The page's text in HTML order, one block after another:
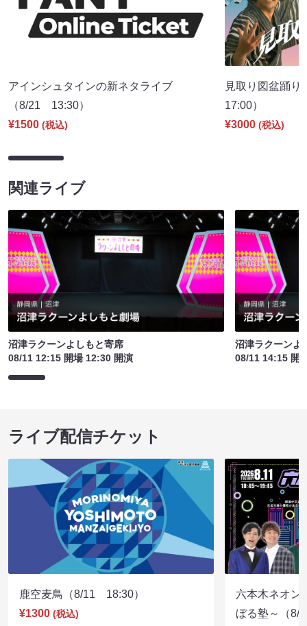
アインシュタインの新ネタライブ
（8/21 13:30）
¥1500 (税込)
見取り図盆踊
17:00）
¥3000 (税込)
関連ライブ
沼津ラクーンよしもと寄席
08/11 12:15 開場 12:30 開演
沼津ラクーンよ
08/11 14:15 開
ライブ配信チケット
鹿空麦鳥（8/11 18:30）
¥1300 (税込)
六本木ネオン
ぼる塾～（